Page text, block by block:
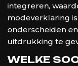
integreren,
modeverklaring
onderscheiden
uitdrukking te
WELKE